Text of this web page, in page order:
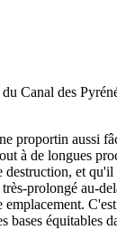
Canal des
proportin
à de longues
et
prolongé au-